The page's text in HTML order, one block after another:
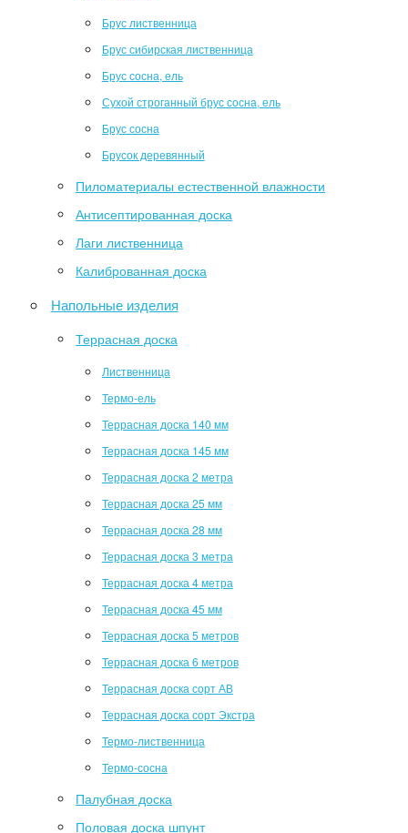
Брус лиственница
Брус сибирская лиственница
Брус сосна, ель
Сухой строганный брус сосна, ель
Брус сосна
Брусок деревянный
Пиломатериалы естественной влажности
Антисептированная доска
Лаги лиственница
Калиброванная доска
Напольные изделия
Террасная доска
Лиственница
Термо-ель
Террасная доска 140 мм
Террасная доска 145 мм
Террасная доска 2 метра
Террасная доска 25 мм
Террасная доска 28 мм
Террасная доска 3 метра
Террасная доска 4 метра
Террасная доска 45 мм
Террасная доска 5 метров
Террасная доска 6 метров
Террасная доска сорт АВ
Террасная доска сорт Экстра
Термо-лиственница
Термо-сосна
Палубная доска
Половая доска шпунт